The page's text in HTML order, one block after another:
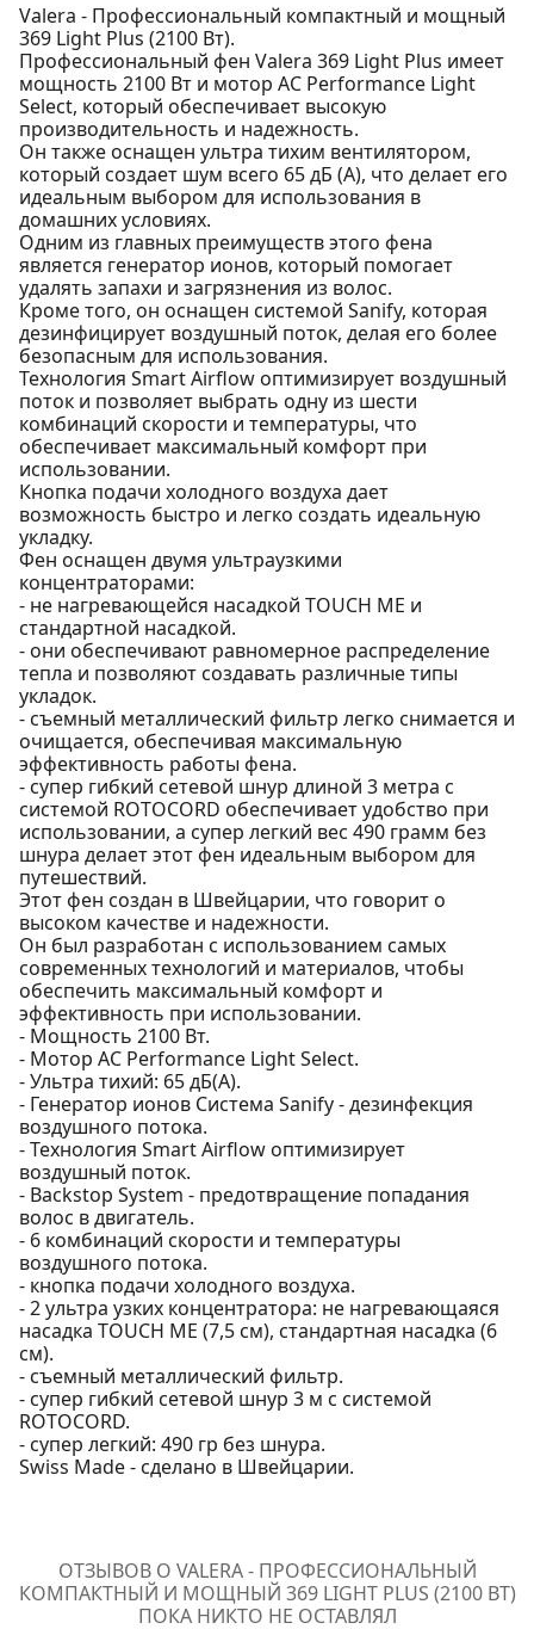
Valera - Профессиональный компактный и мощный
369 Light Plus (2100 Вт).
Профессиональный фен Valera 369 Light Plus имеет
мощность 2100 Вт и мотор AC Performance Light
Select, который обеспечивает высокую
производительность и надежность.
Он также оснащен ультра тихим вентилятором,
который создает шум всего 65 дБ (А), что делает его
идеальным выбором для использования в
домашних условиях.
Одним из главных преимуществ этого фена
является генератор ионов, который помогает
удалять запахи и загрязнения из волос.
Кроме того, он оснащен системой Sanify, которая
дезинфицирует воздушный поток, делая его более
безопасным для использования.
Технология Smart Airflow оптимизирует воздушный
поток и позволяет выбрать одну из шести
комбинаций скорости и температуры, что
обеспечивает максимальный комфорт при
использовании.
Кнопка подачи холодного воздуха дает
возможность быстро и легко создать идеальную
укладку.
Фен оснащен двумя ультраузкими
концентраторами:
- не нагревающейся насадкой TOUCH ME и
стандартной насадкой.
- они обеспечивают равномерное распределение
тепла и позволяют создавать различные типы
укладок.
- съемный металлический фильтр легко снимается и
очищается, обеспечивая максимальную
эффективность работы фена.
- супер гибкий сетевой шнур длиной 3 метра с
системой ROTOCORD обеспечивает удобство при
использовании, а супер легкий вес 490 грамм без
шнура делает этот фен идеальным выбором для
путешествий.
Этот фен создан в Швейцарии, что говорит о
высоком качестве и надежности.
Он был разработан с использованием самых
современных технологий и материалов, чтобы
обеспечить максимальный комфорт и
эффективность при использовании.
- Мощность 2100 Вт.
- Мотор AC Performance Light Select.
- Ультра тихий: 65 дБ(А).
- Генератор ионов Система Sanify - дезинфекция
воздушного потока.
- Технология Smart Airflow оптимизирует
воздушный поток.
- Backstop System - предотвращение попадания
волос в двигатель.
- 6 комбинаций скорости и температуры
воздушного потока.
- кнопка подачи холодного воздуха.
- 2 ультра узких концентратора: не нагревающаяся
насадка TOUCH ME (7,5 см), стандартная насадка (6
см).
- съемный металлический фильтр.
- супер гибкий сетевой шнур 3 м с системой
ROTOCORD.
- супер легкий: 490 гр без шнура.
Swiss Made - сделано в Швейцарии.
ОТЗЫВОВ О VALERA - ПРОФЕССИОНАЛЬНЫЙ
КОМПАКТНЫЙ И МОЩНЫЙ 369 LIGHT PLUS (2100 ВТ)
ПОКА НИКТО НЕ ОСТАВЛЯЛ